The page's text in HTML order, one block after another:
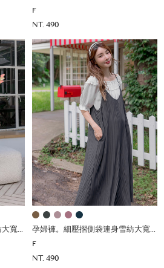
F
NT. 490
孕婦褲。細壓摺側袋連身雪紡大寬褲(薄) 孕婦褲。細壓摺側袋連身雪紡大寬褲(薄)
F
NT. 490